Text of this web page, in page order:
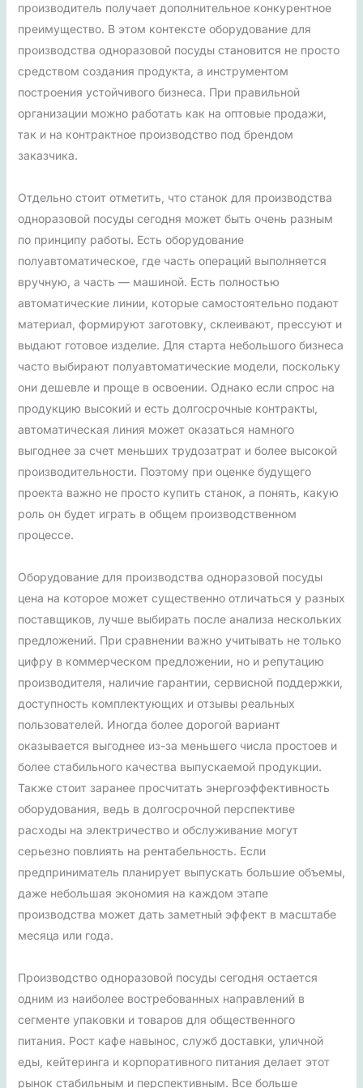
производитель получает дополнительное конкурентное
преимущество. В этом контексте оборудование для
производства одноразовой посуды становится не просто
средством создания продукта, а инструментом
построения устойчивого бизнеса. При правильной
организации можно работать как на оптовые продажи,
так и на контрактное производство под брендом
заказчика.
Отдельно стоит отметить, что станок для производства
одноразовой посуды сегодня может быть очень разным
по принципу работы. Есть оборудование
полуавтоматическое, где часть операций выполняется
вручную, а часть — машиной. Есть полностью
автоматические линии, которые самостоятельно подают
материал, формируют заготовку, склеивают, прессуют и
выдают готовое изделие. Для старта небольшого бизнеса
часто выбирают полуавтоматические модели, поскольку
они дешевле и проще в освоении. Однако если спрос на
продукцию высокий и есть долгосрочные контракты,
автоматическая линия может оказаться намного
выгоднее за счет меньших трудозатрат и более высокой
производительности. Поэтому при оценке будущего
проекта важно не просто купить станок, а понять, какую
роль он будет играть в общем производственном
процессе.
Оборудование для производства одноразовой посуды
цена на которое может существенно отличаться у разных
поставщиков, лучше выбирать после анализа нескольких
предложений. При сравнении важно учитывать не только
цифру в коммерческом предложении, но и репутацию
производителя, наличие гарантии, сервисной поддержки,
доступность комплектующих и отзывы реальных
пользователей. Иногда более дорогой вариант
оказывается выгоднее из-за меньшего числа простоев и
более стабильного качества выпускаемой продукции.
Также стоит заранее просчитать энергоэффективность
оборудования, ведь в долгосрочной перспективе
расходы на электричество и обслуживание могут
серьезно повлиять на рентабельность. Если
предприниматель планирует выпускать большие объемы,
даже небольшая экономия на каждом этапе
производства может дать заметный эффект в масштабе
месяца или года.
Производство одноразовой посуды сегодня остается
одним из наиболее востребованных направлений в
сегменте упаковки и товаров для общественного
питания. Рост кафе навынос, служб доставки, уличной
еды, кейтеринга и корпоративного питания делает этот
рынок стабильным и перспективным. Все больше